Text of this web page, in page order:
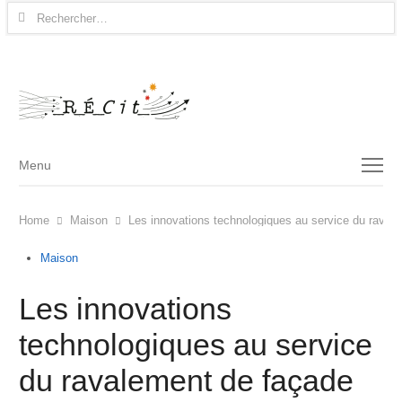
Rechercher :
Menu
Menu
Home Maison Les innovations technologiques au service du
Maison
Les innovations
technologiques au service
du ravalement de façade